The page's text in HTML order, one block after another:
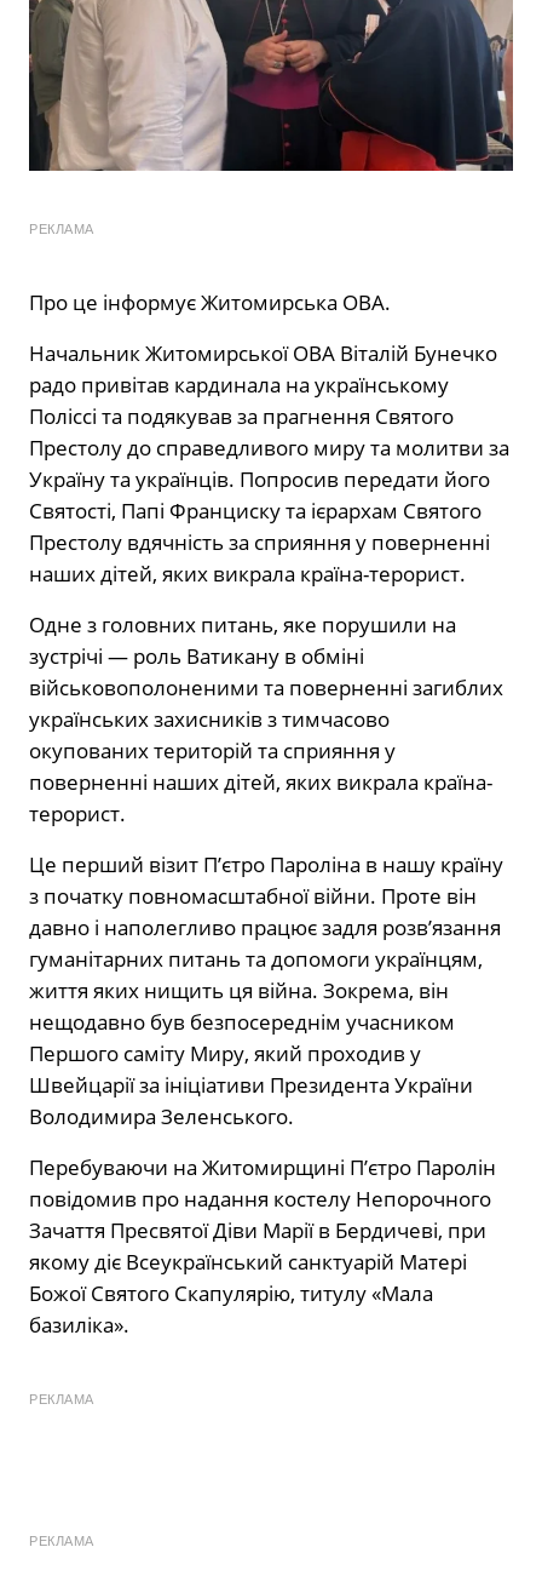
РЕКЛАМА
Про це інформує Житомирська ОВА.
Начальник Житомирської ОВА Віталій Бунечко
радо привітав кардинала на українському
Поліссі та подякував за прагнення Святого
Престолу до справедливого миру та молитви за
Україну та українців. Попросив передати його
Святості, Папі Франциску та ієрархам Святого
Престолу вдячність за сприяння у поверненні
наших дітей, яких викрала країна-терорист.
Одне з головних питань, яке порушили на
зустрічі — роль Ватикану в обміні
військовополоненими та поверненні загиблих
українських захисників з тимчасово
окупованих територій та сприяння у
поверненні наших дітей, яких викрала країна-
терорист.
Це перший візит П’єтро Пароліна в нашу країну
з початку повномасштабної війни. Проте він
давно і наполегливо працює задля розв’язання
гуманітарних питань та допомоги українцям,
життя яких нищить ця війна. Зокрема, він
нещодавно був безпосереднім учасником
Першого саміту Миру, який проходив у
Швейцарії за ініціативи Президента України
Володимира Зеленського.
Перебуваючи на Житомирщині П’єтро Паролін
повідомив про надання костелу Непорочного
Зачаття Пресвятої Діви Марії в Бердичеві, при
якому діє Всеукраїнський санктуарій Матері
Божої Святого Скапулярію, титулу «Мала
базиліка».
РЕКЛАМА
РЕКЛАМА